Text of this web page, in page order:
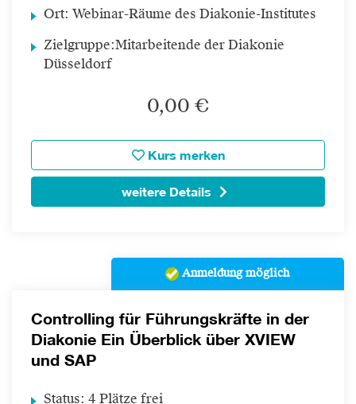
Ort: Webinar-Räume des Diakonie-Institutes
Zielgruppe:Mitarbeitende der Diakonie
Düsseldorf
0,00 €
Kurs merken
weitere Details
Anmeldung möglich
Controlling für Führungskräfte in der
Diakonie Ein Überblick über XVIEW
und SAP
Status: 4 Plätze frei